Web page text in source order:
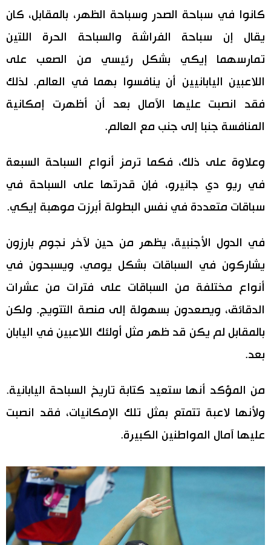
كانوا في سباحة الصدر وسباحة الظهر، بالمقابل، كان
يقال إن سباحة الفراشة والسباحة الحرة اللتين
تمارسهما إيكي بشكل رئيسي من الصعب على
اللاعبين اليابانيين أن ينافسوا بهما في العالم. لذلك
فقد انصبت عليها الآمال بعد أن أظهرت إمكانية
المنافسة جنبا إلى جنب مع العالم.
وعلاوة على ذلك، فكما ترمز أنواع السباحة السبعة
في ريو دي جانيرو، فإن قدرتها على السباحة في
سباقات متعددة في نفس البطولة أبرزت موهبة إيكي.
في الدول الأجنبية، يظهر من حين لآخر نجوم بارزون
يشاركون في السباقات بشكل يومي، ويسبحون في
أنواع مختلفة من السباقات على فترات من عشرات
الدقائق، ويصعدون بسهولة إلى منصة التتويج. ولكن
بالمقابل لم يكن قد ظهر مثل أولئك اللاعبين في اليابان
بعد.
من المؤكد أنها ستعيد كتابة تاريخ السباحة اليابانية.
ولأنها لاعبة تتمتع بمثل تلك الإمكانيات، فقد انصبت
عليها آمال المواطنين الكبيرة.